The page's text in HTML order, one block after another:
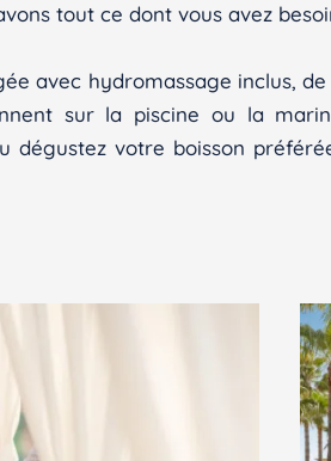
tout ce dont vous avez
avec hydromassage inclus,
sur la piscine ou la
dégustez votre boisson